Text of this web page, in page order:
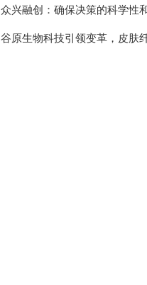
众兴融创：确保决策的科学性
谷原生物科技引领变革，皮肤